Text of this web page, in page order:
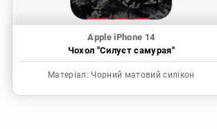
Apple iPhone 14
Чохол "Силуєт самурая"
Матеріал: Чорний матовий силікон